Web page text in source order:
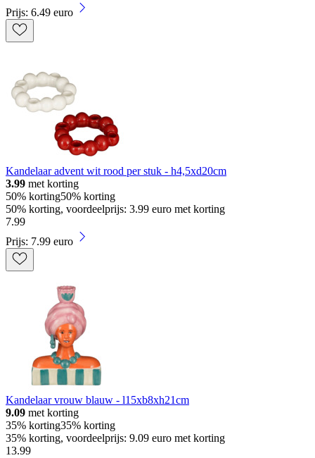
Prijs: 6.49 euro
Kandelaar advent wit rood per stuk - h4,5xd20cm
3.99 met korting
50% korting50% korting
50% korting, voordeelprijs: 3.99 euro met korting
7.99
Prijs: 7.99 euro
Kandelaar vrouw blauw - l15xb8xh21cm
9.09 met korting
35% korting35% korting
35% korting, voordeelprijs: 9.09 euro met korting
13.99